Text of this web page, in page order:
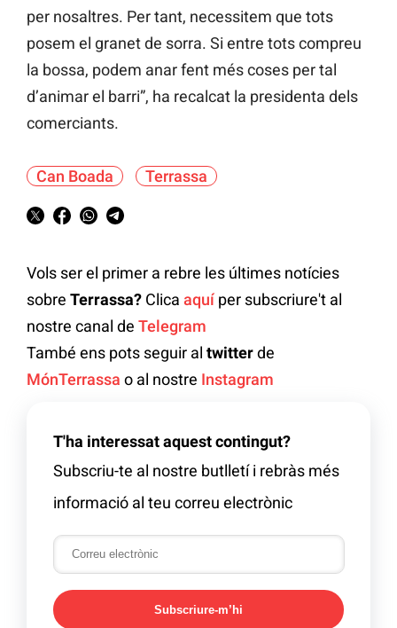
per nosaltres. Per tant, necessitem que tots
posem el granet de sorra. Si entre tots compreu
la bossa, podem anar fent més coses per tal
d’animar el barri”, ha recalcat la presidenta dels
comerciants.
Can Boada Terrassa
Vols ser el primer a rebre les últimes notícies
sobre Terrassa? Clica aquí per subscriure't al
nostre canal de Telegram
També ens pots seguir al twitterde
MónTerrassa o al nostre Instagram
T'ha interessat aquest contingut?
Subscriu-te al nostre butlletí i rebràs més
informació al teu correu electrònic
Subscriure-m’hi